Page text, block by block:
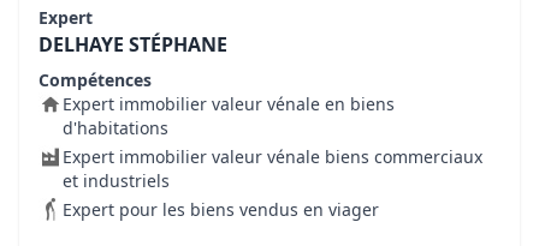
Expert
DELHAYE STÉPHANE
Compétences
Expert immobilier valeur vénale en biens
d'habitations
Expert immobilier valeur vénale biens commerciaux
et industriels
Expert pour les biens vendus en viager